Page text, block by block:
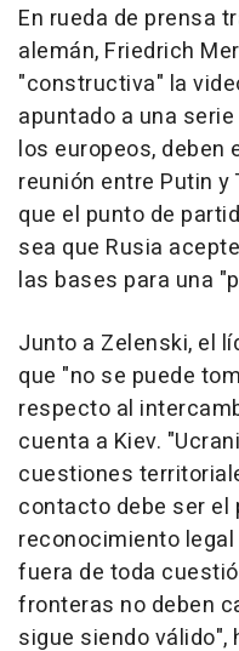
En rueda de prensa
alemán, Friedrich
"constructiva" la
apuntado a una
los europeos, deben
reunión entre Putin y
que el punto de
sea que Rusia
las bases para una
Junto a Zelenski, el
que "no se puede
respecto al
cuenta a Kiev.
cuestiones
contacto debe ser el
reconocimiento
fuera de toda
fronteras no deben
sigue siendo válido",